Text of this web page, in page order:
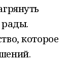
рады.
которое